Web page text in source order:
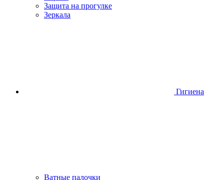
Защита на прогулке
Зеркала
Гигиена
Ватные палочки